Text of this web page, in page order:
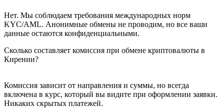
Нет. Мы соблюдаем требования международных норм
KYC/AML. Анонимные обмены не проводим, но все ваши
данные остаются конфиденциальными.
Сколько составляет комиссия при обмене криптовалюты в
Кирении?
Комиссия зависит от направления и суммы, но всегда
включена в курс, который вы видите при оформлении заявки.
Никаких скрытых платежей.